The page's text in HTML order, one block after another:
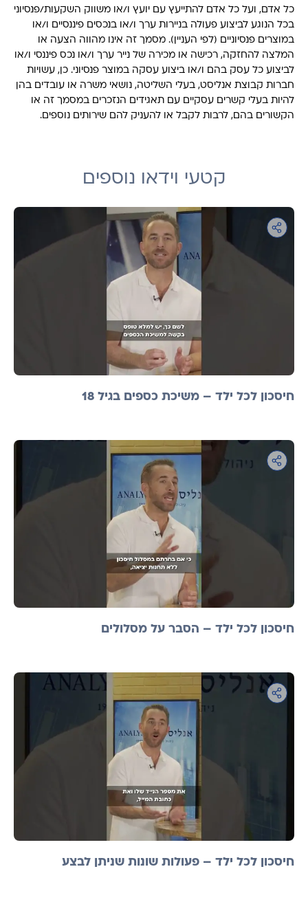
כל אדם, ועל כל אדם להתייעץ עם יועץ ו/או משווק השקעות/פנסיוני
בכל הנוגע לביצוע פעולה בניירות ערך ו/או בנכסים פיננסיים ו/או
במוצרים פנסיוניים (לפי העניין). מסמך זה אינו מהווה הצעה או
המלצה להחזקה, רכישה או מכירה של נייר ערך ו/או נכס פיננסי ו/או
לביצוע כל עסק בהם ו/או ביצוע עסקה במוצר פנסיוני. כן, עשויות
חברות קבוצת אנליסט, בעלי השליטה, נושאי משרה או עובדים בהן
להיות בעלי קשרים עסקיים עם תאגידים הנזכרים במסמך זה או
הקשורים בהם, לרבות לקבל או להעניק להם שירותים נוספים.
קטעי וידאו נוספים
חיסכון לכל ילד – משיכת כספים בגיל 18
חיסכון לכל ילד – הסבר על מסלולים
חיסכון לכל ילד – פעולות שונות שניתן לבצע